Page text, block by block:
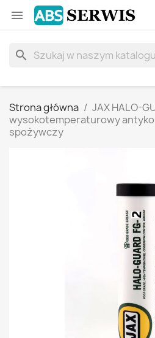

search
Strona główna
JAX HALO-
wysokotemperaturowy
spożywczy